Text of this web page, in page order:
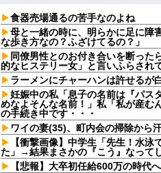
食器売場通るの苦手なのよね
母と一緒の時に、明らかに足に障
な歩き方なの？ふざけてるの？」
同僚男性とのお付き合いを断った
的なヒステリー女」と言いふらされ
ラーメンにチャーハンは許せるが
妊娠中の私「息子の名前は『パス
めなよそんな名前！」私「私が産む
の手続き中です・・・
ワイの妻(35)、町内会の掃除から
【衝撃画像】中学生「先生！水
た」→結果まさかの『こう』なって
【悲報】大卒初任給600万の時